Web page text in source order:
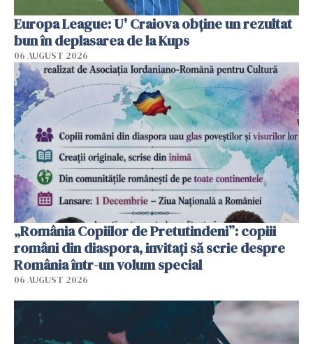
Europa League: U' Craiova obține un rezultat
bun în deplasarea de la Kups
06 AUGUST 2026
„România Copiilor de Pretutindeni”: copiii
români din diaspora, invitați să scrie despre
România într-un volum special
06 AUGUST 2026